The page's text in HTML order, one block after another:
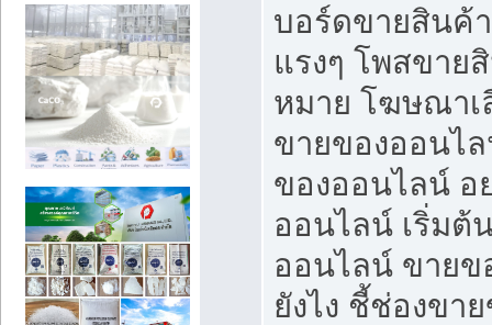
บอร์ดขายสินค้
แรงๆ โพสขาย
หมาย โฆษณาเ
ขายของออนไ
ของออนไลน์ อ
ออนไลน์ เริ่มต้
ออนไลน์ ขายข
ยังไง ชี้ช่องขา